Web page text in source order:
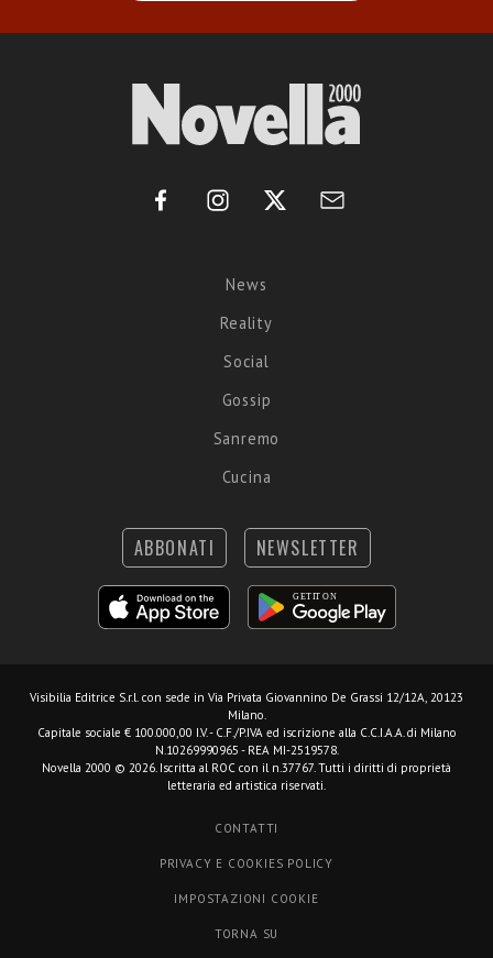
News
Reality
Social
Gossip
Sanremo
Cucina
ABBONATI NEWSLETTER
Visibilia Editrice S.r.l. con sede in Via Privata Giovannino De Grassi 12/12A, 20123
Milano.
Capitale sociale € 100.000,00 I.V. - C.F./P.IVA ed iscrizione alla C.C.I.A.A. di Milano
N.10269990965 - REA MI-2519578.
Novella 2000 © 2026. Iscritta al ROC con il n.37767. Tutti i diritti di proprietà
letteraria ed artistica riservati.
CONTATTI
PRIVACY E COOKIES POLICY
IMPOSTAZIONI COOKIE
TORNA SU